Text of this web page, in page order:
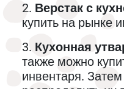
2. Верстак с
купить на рынке
3. Кухонная
также можно
инвентаря.